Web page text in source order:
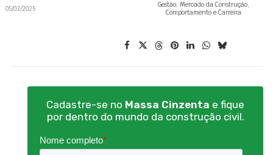
05/03/2025 Gestão, Mercado da Construção,
Comportamento e Carreira
Cadastre-se no Massa Cinzenta e fique
por dentro do mundo da construção civil.